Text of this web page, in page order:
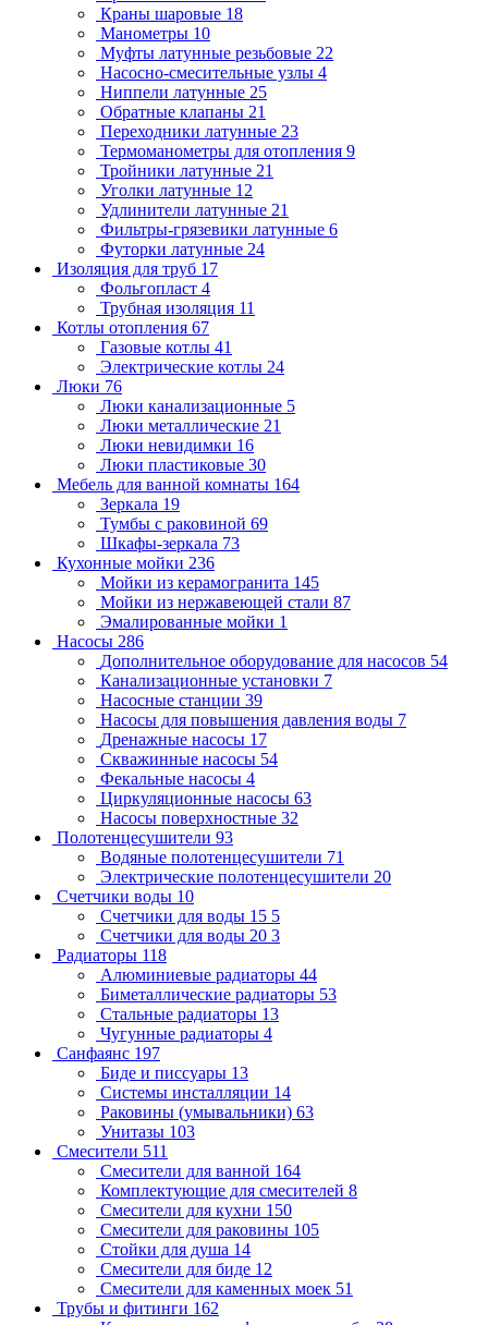
Краны шаровые 18
Манометры 10
Муфты латунные резьбовые 22
Насосно-смесительные узлы 4
Ниппели латунные 25
Обратные клапаны 21
Переходники латунные 23
Термоманометры для отопления 9
Тройники латунные 21
Уголки латунные 12
Удлинители латунные 21
Фильтры-грязевики латунные 6
Футорки латунные 24
Изоляция для труб 17
Фольгопласт 4
Трубная изоляция 11
Котлы отопления 67
Газовые котлы 41
Электрические котлы 24
Люки 76
Люки канализационные 5
Люки металлические 21
Люки невидимки 16
Люки пластиковые 30
Мебель для ванной комнаты 164
Зеркала 19
Тумбы с раковиной 69
Шкафы-зеркала 73
Кухонные мойки 236
Мойки из керамогранита 145
Мойки из нержавеющей стали 87
Эмалированные мойки 1
Насосы 286
Дополнительное оборудование для насосов 54
Канализационные установки 7
Насосные станции 39
Насосы для повышения давления воды 7
Дренажные насосы 17
Скважинные насосы 54
Фекальные насосы 4
Циркуляционные насосы 63
Насосы поверхностные 32
Полотенцесушители 93
Водяные полотенцесушители 71
Электрические полотенцесушители 20
Счетчики воды 10
Счетчики для воды 15 5
Счетчики для воды 20 3
Радиаторы 118
Алюминиевые радиаторы 44
Биметаллические радиаторы 53
Стальные радиаторы 13
Чугунные радиаторы 4
Санфаянс 197
Биде и писсуары 13
Системы инсталляции 14
Раковины (умывальники) 63
Унитазы 103
Смесители 511
Смесители для ванной 164
Комплектующие для смесителей 8
Смесители для кухни 150
Смесители для раковины 105
Стойки для душа 14
Смесители для биде 12
Смесители для каменных моек 51
Трубы и фитинги 162